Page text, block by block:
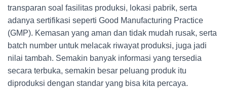
transparan soal fasilitas produksi, lokasi pabrik, serta
adanya sertifikasi seperti Good Manufacturing Practice
(GMP). Kemasan yang aman dan tidak mudah rusak, serta
batch number untuk melacak riwayat produksi, juga jadi
nilai tambah. Semakin banyak informasi yang tersedia
secara terbuka, semakin besar peluang produk itu
diproduksi dengan standar yang bisa kita percaya.